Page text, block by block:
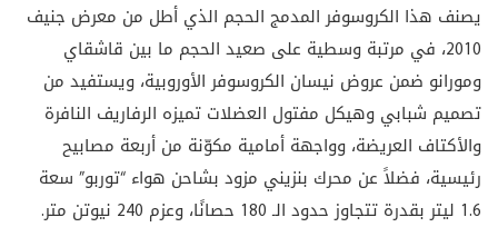
يصنف هذا الكروسوفر المدمج الحجم الذي أطل من معرض جنيف
2010، في مرتبة وسطية على صعيد الحجم ما بين قاشقاي
ومورانو ضمن عروض نيسان الكروسوفر الأوروبية، ويستفيد من
تصميم شبابي وهيكل مفتول العضلات تميزه الرفاريف النافرة
والأكتاف العريضة، وواجهة أمامية مكوّنة من أربعة مصابيح
رئيسية، فضلاً عن محرك بنزيني مزود بشاحن هواء “توربو” سعة
1.6 ليتر بقدرة تتجاوز حدود الـ 180 حصانًا، وعزم 240 نيوتن متر.